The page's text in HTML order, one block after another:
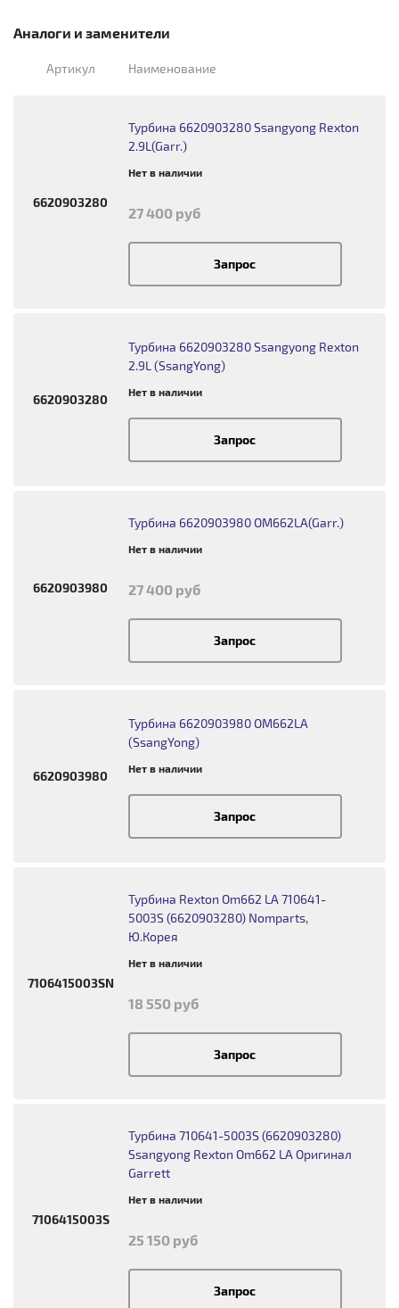
Аналоги и заменители
Артикул Наименование
6620903280
Турбина 6620903280 Ssangyong Rexton
2.9L(Garr.)
Нет в наличии
27 400 руб
Запрос
6620903280
Турбина 6620903280 Ssangyong Rexton
2.9L (SsangYong)
Нет в наличии
Запрос
6620903980
Турбина 6620903980 OM662LA(Garr.)
Нет в наличии
27 400 руб
Запрос
6620903980
Турбина 6620903980 OM662LA
(SsangYong)
Нет в наличии
Запрос
7106415003SN
Турбина Rexton Om662 LA 710641-
5003S (6620903280) Nomparts,
Ю.Корея
Нет в наличии
18 550 руб
Запрос
7106415003S
Турбина 710641-5003S (6620903280)
Ssangyong Rexton Om662 LA Оригинал
Garrett
Нет в наличии
25 150 руб
Запрос